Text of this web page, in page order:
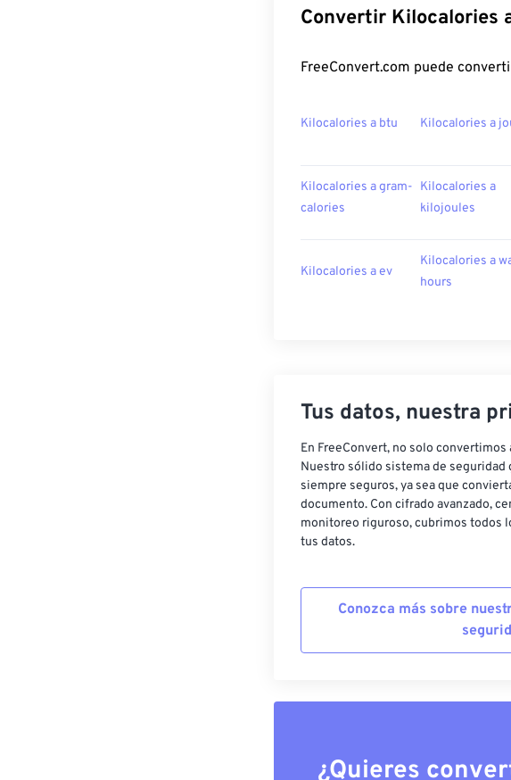
Convertir Kilocalories
FreeConvert.com puede
Kilocalories a btu Kilocalories a
Kilocalories a gram-
calories
Kilocalories a
kilojoules
Kilocalories a ev
Kilocalories a
hours
Tus datos, nuestra
En FreeConvert, no solo
Nuestro sólido sistema de seguridad
siempre seguros, ya sea que
documento. Con cifrado avanzado,
monitoreo riguroso, cubrimos todos
tus datos.
Conozca más sobre
¿Quieres